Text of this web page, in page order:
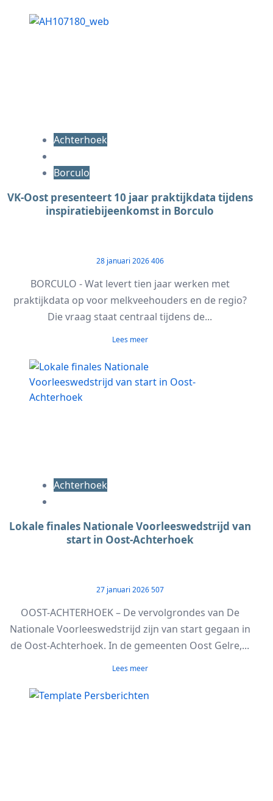
Achterhoek
Borculo
VK-Oost presenteert 10 jaar praktijkdata tijdens
inspiratiebijeenkomst in Borculo
28 januari 2026406
BORCULO - Wat levert tien jaar werken met
praktijkdata op voor melkveehouders en de regio?
Die vraag staat centraal tijdens de...
Lees meer
Achterhoek
Lokale finales Nationale Voorleeswedstrijd van
start in Oost-Achterhoek
27 januari 2026507
OOST-ACHTERHOEK – De vervolgrondes van De
Nationale Voorleeswedstrijd zijn van start gegaan in
de Oost-Achterhoek. In de gemeenten Oost Gelre,...
Lees meer